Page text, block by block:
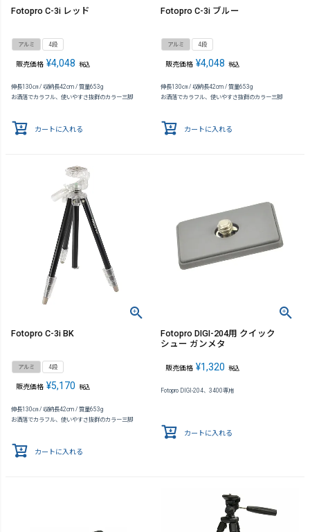
Fotopro C-3i レッド
アルミ 4段
販売価格 ¥4,048 税込
伸長130㎝ / 収納長42cm / 質量653g
お洒落でカラフル、使いやすさ抜群のカラー三脚
カートに入れる
Fotopro C-3i ブルー
アルミ 4段
販売価格 ¥4,048 税込
伸長130㎝ / 収納長42cm / 質量653g
お洒落でカラフル、使いやすさ抜群のカラー三脚
カートに入れる
Fotopro C-3i BK
アルミ 4段
販売価格 ¥5,170 税込
伸長130㎝ / 収納長42cm / 質量653g
お洒落でカラフル、使いやすさ抜群のカラー三脚
カートに入れる
Fotopro DIGI-204用 クイック
シュー ガンメタ
販売価格 ¥1,320 税込
Fotopro DIGI-204、3400専用
カートに入れる